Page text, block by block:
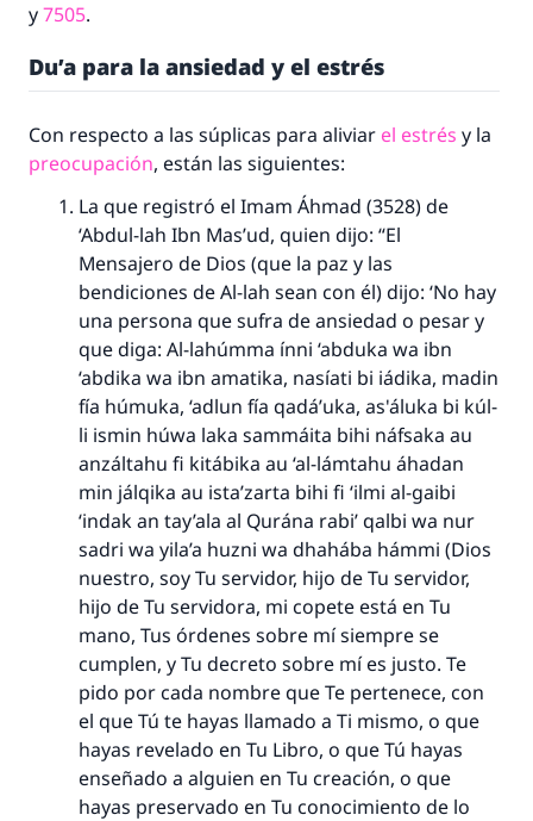
y7505.
Du’a para la ansiedad y el estrés
Con respecto a las súplicas para aliviar el estrés y la
preocupación, están las siguientes:
La que registró el Imam Áhmad (3528) de
‘Abdul-lah Ibn Mas’ud, quien dijo: “El
Mensajero de Dios (que la paz y las
bendiciones de Al-lah sean con él) dijo: ‘No hay
una persona que sufra de ansiedad o pesar y
que diga: Al-lahúmma ínni ‘abduka wa ibn
‘abdika wa ibn amatika, nasíati bi iádika, madin
fía húmuka, ‘adlun fía qadá’uka, as'áluka bi kúl-
li ismin húwa laka sammáita bihi náfsaka au
anzáltahu fi kitábika au ‘al-lámtahu áhadan
min jálqika au ista’zarta bihi fi ‘ilmi al-gaibi
‘indak an tay’ala al Qurána rabi’ qalbi wa nur
sadri wa yila’a huzni wa dhahába hámmi (Dios
nuestro, soy Tu servidor, hijo de Tu servidor,
hijo de Tu servidora, mi copete está en Tu
mano, Tus órdenes sobre mí siempre se
cumplen, y Tu decreto sobre mí es justo. Te
pido por cada nombre que Te pertenece, con
el que Tú te hayas llamado a Ti mismo, o que
hayas revelado en Tu Libro, o que Tú hayas
enseñado a alguien en Tu creación, o que
hayas preservado en Tu conocimiento de lo